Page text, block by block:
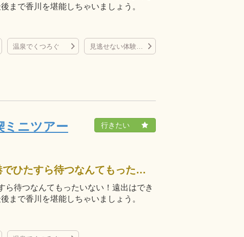
まで香川を堪能しちゃいましょう。
温泉でくつろぐ 見逃せない体験プラン
ミニツアー
予定のフライトまで2時間、空港でひたすら待つなんてもったいない！遠出はできないけれど有意義に使いたい！最後の最後まで香川を堪能しちゃいましょう。
待つなんてもったいない！遠出はでき
まで香川を堪能しちゃいましょう。